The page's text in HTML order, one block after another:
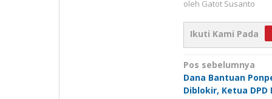
oleh Gatot Susanto
Ikuti Kami Pada
Navigasi
pos
Pos sebelumnya
Dana Bantuan
Diblokir, Ketua DPD